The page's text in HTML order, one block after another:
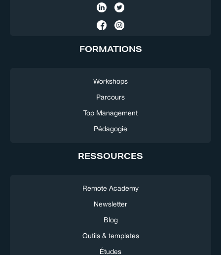
FORMATIONS
Workshops
Parcours
Top Management
Pédagogie
RESSOURCES
Remote Academy
Newsletter
Blog
Outils & templates
Études